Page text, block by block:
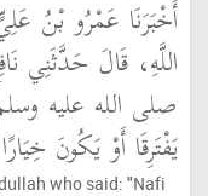
أَخْبَرَنَا عَمْرُو بْنُ
اللَّهِ، قَالَ حَدَّثَنِي
صلى الله عليه
يَفْتَرِقَا أَوْ يَكُونَ
who said: "Nafi